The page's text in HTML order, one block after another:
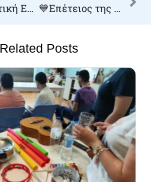
🍇✨ Θεματική Εβδομάδα: Το σταφύλι και ο τρύγος” ✨🍇 💙Επέτειος της 28ης Οκτωβρίου💙
Related Posts